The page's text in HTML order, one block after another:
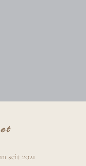
seit 2021